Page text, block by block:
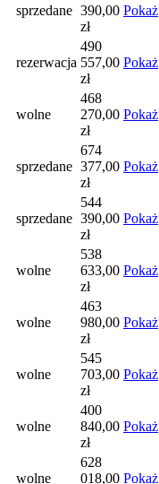
sprzedane 390,00
zł
Pokaż
rezerwacja
490
557,00
zł
Pokaż
wolne
468
270,00
zł
Pokaż
sprzedane
674
377,00
zł
Pokaż
sprzedane
544
390,00
zł
Pokaż
wolne
538
633,00
zł
Pokaż
wolne
463
980,00
zł
Pokaż
wolne
545
703,00
zł
Pokaż
wolne
400
840,00
zł
Pokaż
wolne
628
018,00 Pokaż